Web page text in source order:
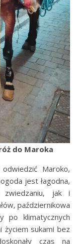
do Maroka
Maroko,
jest łagodna,
jak i
październikowa
po klimatycznych
życiem sukami bez
czas na